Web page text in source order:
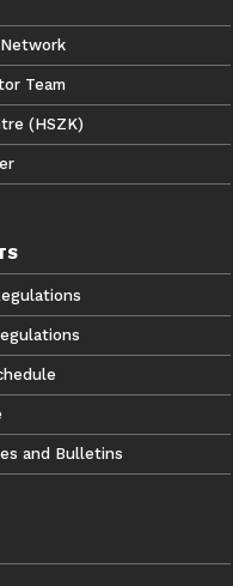
Team
(HSZK)
and Bulletins